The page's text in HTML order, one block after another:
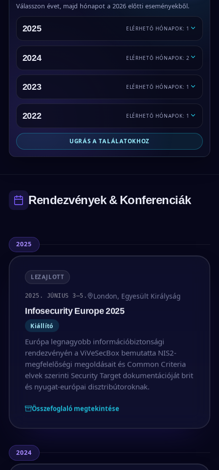
Válasszon évet, majd hónapot a 2026 előtti eseményekből.
2025 ELÉRHETŐ HÓNAPOK: 1
2024 ELÉRHETŐ HÓNAPOK: 2
2023 ELÉRHETŐ HÓNAPOK: 1
2022 ELÉRHETŐ HÓNAPOK: 1
UGRÁS A TALÁLATOKHOZ
Rendezvények & Konferenciák
2025
LEZAJLOTT
2025. JÚNIUS 3–5. London, Egyesült Királyság
Infosecurity Europe 2025
Kiállító
Európa legnagyobb információbiztonsági
rendezvényén a ViVeSecBox bemutatta NIS2-
megfelelőségi megoldásait és Common Criteria
elvek szerinti Security Target dokumentációját brit
és nyugat-európai disztribútoroknak.
Összefoglaló megtekintése
2024